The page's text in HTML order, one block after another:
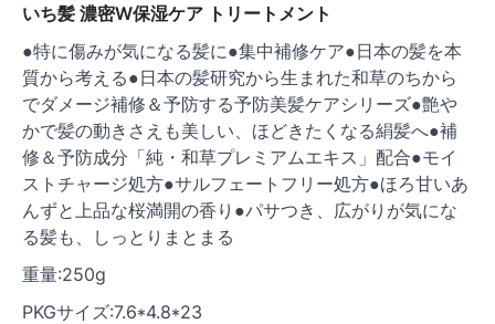
いち髪 濃密W保湿ケア トリートメント
●特に傷みが気になる髪に●集中補修ケア●日本の髪を本
質から考える●日本の髪研究から生まれた和草のちから
でダメージ補修＆予防する予防美髪ケアシリーズ●艶や
かで髪の動きさえも美しい、ほどきたくなる絹髪へ●補
修＆予防成分「純・和草プレミアムエキス」配合●モイ
ストチャージ処方●サルフェートフリー処方●ほろ甘いあ
んずと上品な桜満開の香り●パサつき、広がりが気にな
る髪も、しっとりまとまる
重量:250g
PKGサイズ:7.6*4.8*23